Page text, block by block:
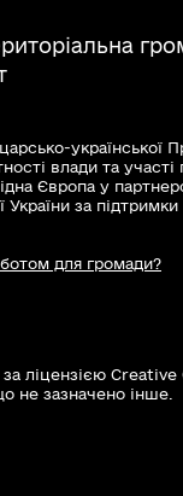
української
влади та
Європа у
за підтримки
для громади?
за ліцензією
не зазначено інше.